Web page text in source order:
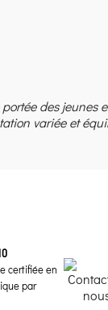
des jeunes
variée et
certifiée en
par